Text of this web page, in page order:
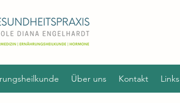
Über uns Kontakt Links